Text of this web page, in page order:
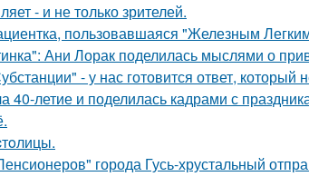
- и не только зрителей.
пользовавшаяся "Железным
Ани Лорак поделилась мыслями о
- у нас готовится ответ,
40-летие и поделилась кадрами с
города Гусь-хрустальный